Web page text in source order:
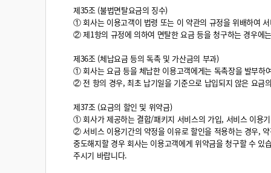
제35조 (불법면탈요금의 징수)
① 회사는 이용고객이 법령 또는 이 약관의 규정을 위배하여
② 제1항의 규정에 의하여 면탈한 요금 등을 청구하는 경우에
제36조 (체납요금 등의 독촉 및 가산금의 부과)
① 회사는 요금 등을 체납한 이용고객에게는 독촉장을 발부하
② 전 항의 경우, 최초 납기일을 기준으로 납입되지 않은 요금
제37조 (요금의 할인 및 위약금)
① 회사가 제공하는 결합/패키지 서비스의 가입, 서비스 이용
② 서비스 이용기간의 약정을 이유로 할인을 적용하는 경우,
중도해지할 경우 회사는 이용고객에게 위약금을 청구할 수
주시기 바랍니다.